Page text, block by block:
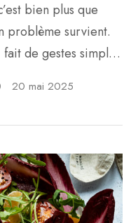
bien plus que
problème survient.
de gestes simples
pas une question
20 mai 2025